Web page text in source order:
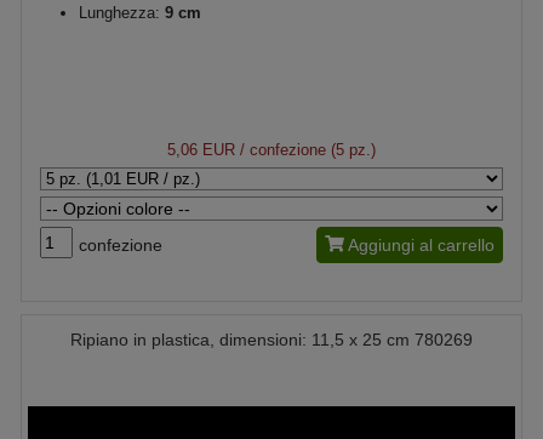
Lunghezza: 9 cm
5,06 EUR / confezione (5 pz.)
confezione Aggiungi al carrello
Ripiano in plastica, dimensioni: 11,5 x 25 cm 780269